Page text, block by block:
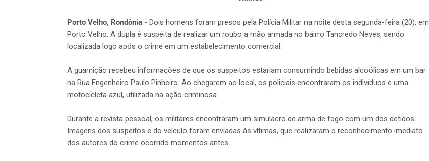
Porto Velho, Rondônia - Dois homens foram presos pela Polícia Militar na noite desta segunda-feira (20), em
Porto Velho. A dupla é suspeita de realizar um roubo a mão armada no bairro Tancredo Neves, sendo
localizada logo após o crime em um estabelecimento comercial.
A guarnição recebeu informações de que os suspeitos estariam consumindo bebidas alcoólicas em um bar
na Rua Engenheiro Paulo Pinheiro. Ao chegarem ao local, os policiais encontraram os indivíduos e uma
motocicleta azul, utilizada na ação criminosa.
Durante a revista pessoal, os militares encontraram um simulacro de arma de fogo com um dos detidos.
Imagens dos suspeitos e do veículo foram enviadas às vítimas, que realizaram o reconhecimento imediato
dos autores do crime ocorrido momentos antes.